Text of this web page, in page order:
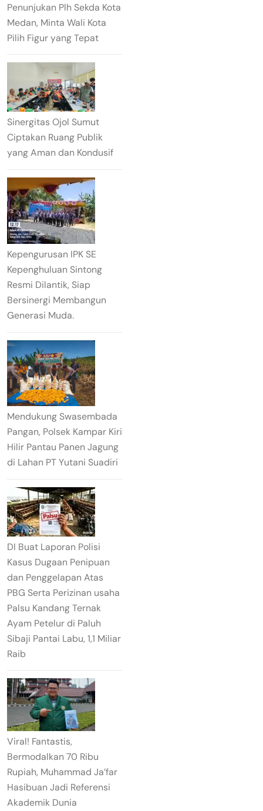
Penunjukan Plh Sekda Kota
Medan, Minta Wali Kota
Pilih Figur yang Tepat
Sinergitas Ojol Sumut
Ciptakan Ruang Publik
yang Aman dan Kondusif
Kepengurusan IPK SE
Kepenghuluan Sintong
Resmi Dilantik, Siap
Bersinergi Membangun
Generasi Muda.
Mendukung Swasembada
Pangan, Polsek Kampar Kiri
Hilir Pantau Panen Jagung
di Lahan PT Yutani Suadiri
DI Buat Laporan Polisi
Kasus Dugaan Penipuan
dan Penggelapan Atas
PBG Serta Perizinan usaha
Palsu Kandang Ternak
Ayam Petelur di Paluh
Sibaji Pantai Labu, 1,1 Miliar
Raib
Viral! Fantastis,
Bermodalkan 70 Ribu
Rupiah, Muhammad Ja’far
Hasibuan Jadi Referensi
Akademik Dunia